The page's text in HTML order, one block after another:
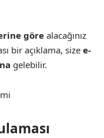
göre alacağınız
bir açıklama, size e-
gelebilir.